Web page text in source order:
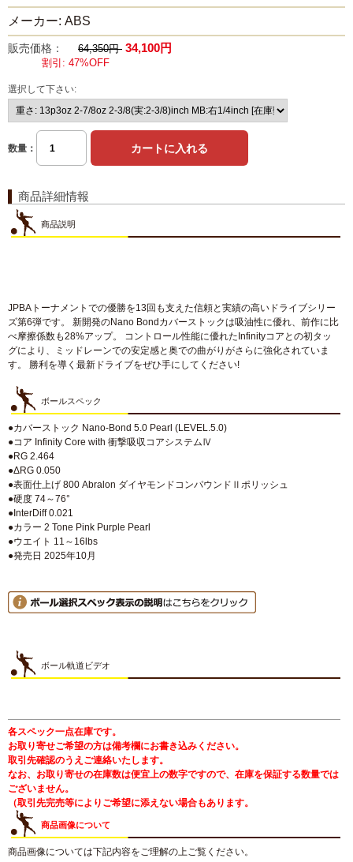
メーカー: ABS
販売価格： 64,350円 34,100円
割引: 47%OFF
選択して下さい:
数量：
商品詳細情報
商品説明
JPBAトーナメントでの優勝を13回も支えた信頼と実績の高いドライブシリー
ズ第6弾です。 新開発のNano Bondカバーストックは吸油性に優れ、前作に比
べ摩擦係数も28%アップ。 コントロール性能に優れたInfinityコアとの初タッ
グにより、ミッドレーンでの安定感と奥での曲がりがさらに強化されていま
す。 勝利を導く最新ドライブをぜひ手にしてください!
ボールスペック
●カバーストック Nano-Bond 5.0 Pearl (LEVEL.5.0)
●コア Infinity Core with 衝撃吸収コアシステムⅣ
●RG 2.464
●ΔRG 0.050
●表面仕上げ 800 Abralon ダイヤモンドコンパウンドⅡポリッシュ
●硬度 74～76°
●InterDiff 0.021
●カラー 2 Tone Pink Purple Pearl
●ウエイト 11～16lbs
●発売日 2025年10月
ボール軌道ビデオ
各スペック一点在庫です。
お取り寄せご希望の方は備考欄にお書き込みください。
取引先確認のうえご連絡いたします。
なお、お取り寄せの在庫数は便宜上の数字ですので、在庫を保証する数量では
ございません。
（取引先完売等によりご希望に添えない場合もあります。
商品画像について
商品画像については下記内容をご理解の上ご覧ください。